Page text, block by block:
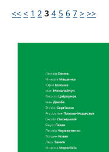
<< < 1 2 3 4 5 6 7 > >>